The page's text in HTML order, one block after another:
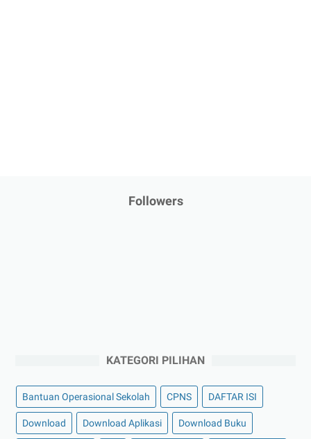
Followers
KATEGORI PILIHAN
Bantuan Operasional Sekolah CPNS DAFTAR ISI
Download Download Aplikasi Download Buku